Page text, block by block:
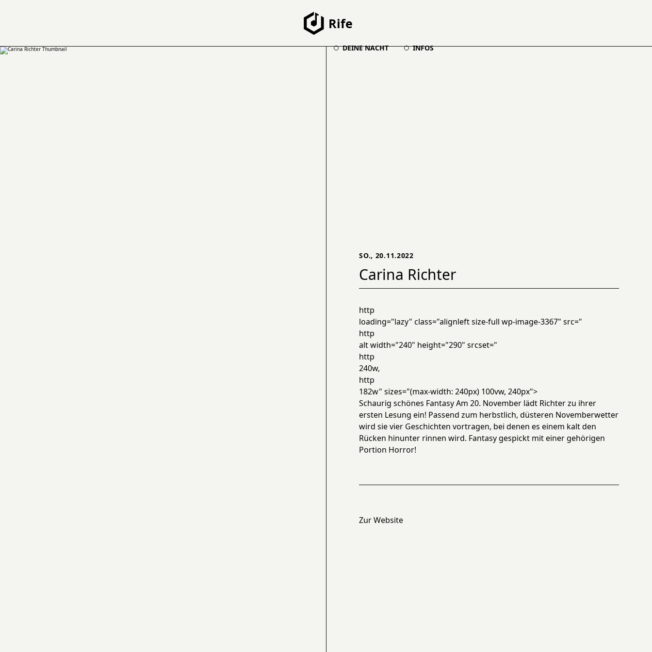
Rife
DEINE NACHT INFOS
SO., 20.11.2022
Carina Richter
http
loading="lazy" class="alignleft size-full wp-image-3367" src="
http
alt width="240" height="290" srcset="
http
240w,
http
182w" sizes="(max-width: 240px) 100vw, 240px">
Schaurig schönes Fantasy Am 20. November lädt Richter zu ihrer
ersten Lesung ein! Passend zum herbstlich, düsteren Novemberwetter
wird sie vier Geschichten vortragen, bei denen es einem kalt den
Rücken hinunter rinnen wird. Fantasy gespickt mit einer gehörigen
Portion Horror!
Zur Website